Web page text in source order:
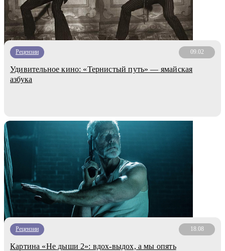
Рецензии 09.02
Удивительное кино: «Тернистый путь» — ямайская
азбука
Рецензии 18.08
Картина «Не дыши 2»: вдох-выдох, а мы опять